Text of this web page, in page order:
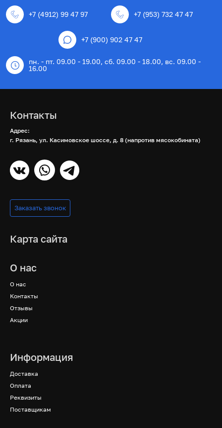
+7 (4912) 99 47 97 +7 (953) 732 47 47
+7 (900) 902 47 47
пн. - пт. 09.00 - 19.00, сб. 09.00 - 18.00, вс. 09.00 -
16.00
Контакты
Адрес:
г. Рязань, ул. Касимовское шоссе, д. 8 (напротив мясокобината)
Заказать звонок
Карта сайта
О нас
О нас
Контакты
Отзывы
Акции
Информация
Доставка
Оплата
Реквизиты
Поставщикам